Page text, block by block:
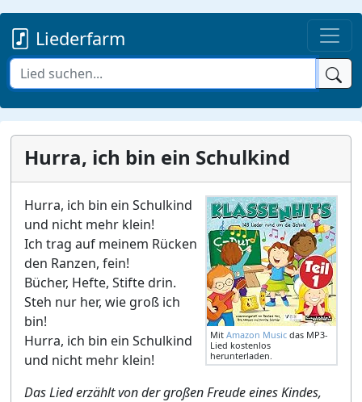
Liederfarm
Hurra, ich bin ein Schulkind
Mit Amazon Music das MP3-
Lied kostenlos
herunterladen.
Hurra, ich bin ein Schulkind
und nicht mehr klein!
Ich trag auf meinem Rücken
den Ranzen, fein!
Bücher, Hefte, Stifte drin.
Steh nur her, wie groß ich
bin!
Hurra, ich bin ein Schulkind
und nicht mehr klein!
Das Lied erzählt von der großen Freude eines Kindes,